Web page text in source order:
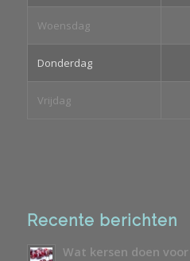
Woensdag
Donderdag
Vrijdag
Recente berichten
Wat kersen doen